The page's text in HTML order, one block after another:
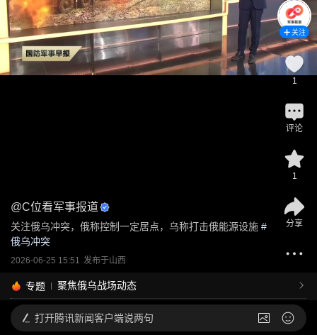
@C位看军事报道
关注俄乌冲突，俄称控制一定居点，乌称打击俄能源设施 #
俄乌冲突
2026-06-25 15:51 发布于山西
专题 聚焦俄乌战场动态
关注
1
评论
1
分享
打开腾讯新闻客户端说两句